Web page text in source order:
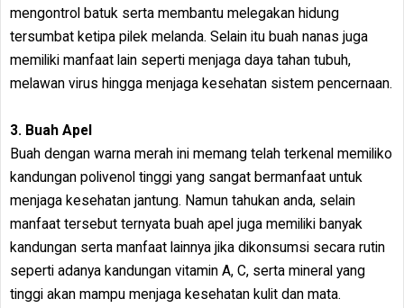
mengontrol batuk serta membantu melegakan hidung
tersumbat ketipa pilek melanda. Selain itu buah nanas juga
memiliki manfaat lain seperti menjaga daya tahan tubuh,
melawan virus hingga menjaga kesehatan sistem pencernaan.
3. Buah Apel
Buah dengan warna merah ini memang telah terkenal memiliko
kandungan polivenol tinggi yang sangat bermanfaat untuk
menjaga kesehatan jantung. Namun tahukan anda, selain
manfaat tersebut ternyata buah apel juga memiliki banyak
kandungan serta manfaat lainnya jika dikonsumsi secara rutin
seperti adanya kandungan vitamin A, C, serta mineral yang
tinggi akan mampu menjaga kesehatan kulit dan mata.